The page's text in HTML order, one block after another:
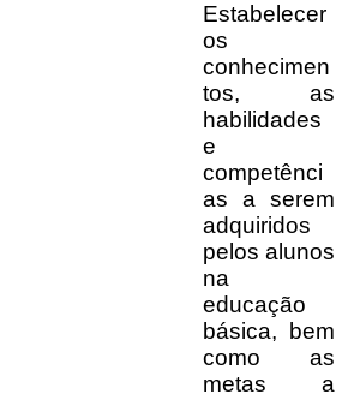
Estabelecer
os
conhecimen
tos, as
habilidades
e
competênci
as a serem
adquiridos
pelos alunos
na
educação
básica, bem
como as
metas a